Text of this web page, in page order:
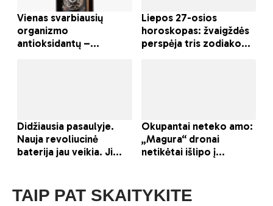
TAIP PAT SKAITYKITE